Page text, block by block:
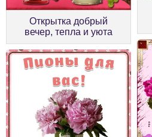
Открытка добрый
вечер, тепла и уюта